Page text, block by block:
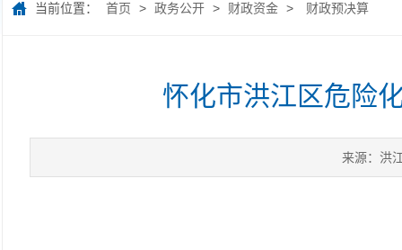
当前位置： 首页 > 政务公开 > 财政资金 > 财政预决算
怀化市洪江区危险
来源：洪